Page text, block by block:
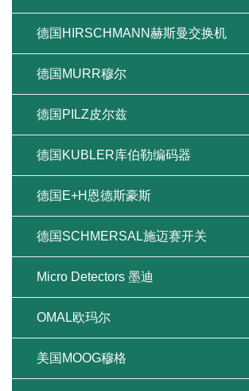
德国HIRSCHMANN赫斯曼交换机
德国MURR穆尔
德国PILZ皮尔兹
德国KUBLER库伯勒编码器
德国E+H恩德斯豪斯
德国SCHMERSAL施迈赛开关
Micro Detectors 墨迪
OMAL欧玛尔
美国MOOG穆格